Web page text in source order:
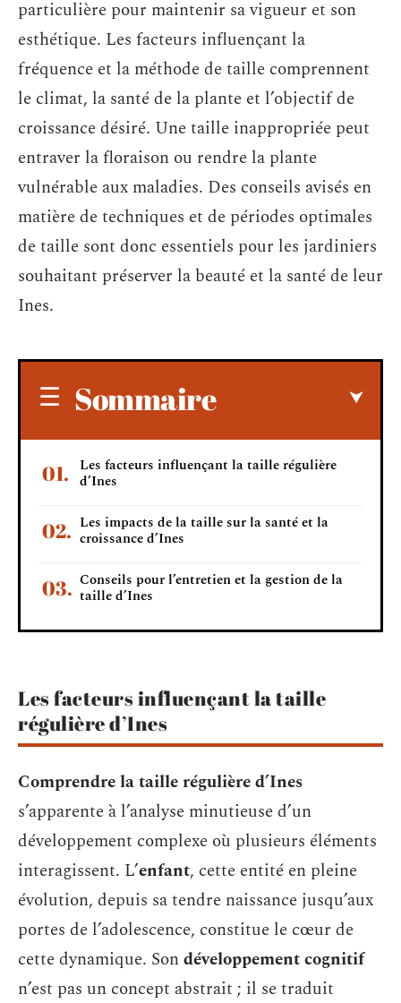
particulière pour maintenir sa vigueur et son
esthétique. Les facteurs influençant la
fréquence et la méthode de taille comprennent
le climat, la santé de la plante et l’objectif de
croissance désiré. Une taille inappropriée peut
entraver la floraison ou rendre la plante
vulnérable aux maladies. Des conseils avisés en
matière de techniques et de périodes optimales
de taille sont donc essentiels pour les jardiniers
souhaitant préserver la beauté et la santé de leur
Ines.
Sommaire
Les facteurs influençant la taille régulière
d’Ines
Les impacts de la taille sur la santé et la
croissance d’Ines
Conseils pour l’entretien et la gestion de la
taille d’Ines
Les facteurs influençant la taille
régulière d’Ines
Comprendre la taille régulière d’Ines
s’apparente à l’analyse minutieuse d’un
développement complexe où plusieurs éléments
interagissent. L’enfant, cette entité en pleine
évolution, depuis sa tendre naissance jusqu’aux
portes de l’adolescence, constitue le cœur de
cette dynamique. Sondéveloppement cognitif
n’est pas un concept abstrait ; il se traduit